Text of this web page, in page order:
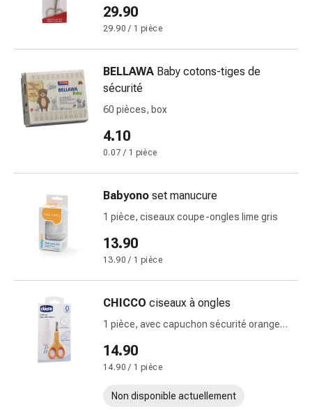
d'estomac
Nausées
Digestion,
ballonnements
et
crampes
Constipation
médicaux
de
la
peau
Eczéma
démangeaisons
verrues
Mycose
29.90
29.90 / 1 pièce
BELLAWA Baby cotons-tiges de
sécurité
60 pièces, box
4.10
0.07 / 1 pièce
Babyono set manucure
1 pièce, ciseaux coupe-ongles lime gris
13.90
13.90 / 1 pièce
CHICCO ciseaux à ongles
1 pièce, avec capuchon sécurité orange
14.90
14.90 / 1 pièce
Non disponible actuellement